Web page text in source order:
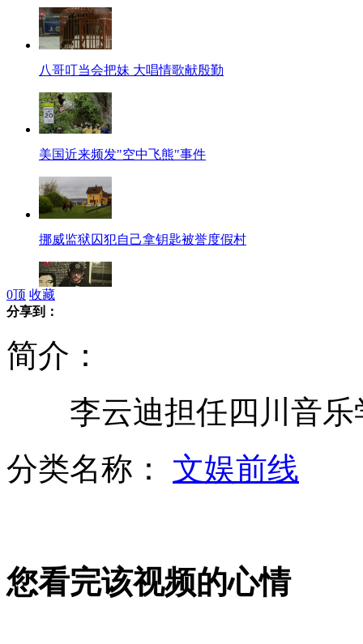
八哥叮当会把妹 大唱情歌献殷勤
美国近来频发"空中飞熊"事件
挪威监狱囚犯自己拿钥匙被誉度假村
达人秀现软骨哥 独创软版街舞
小车无挡风玻璃 直接装上塑钢窗
0顶 收藏
分享到：
简介：
李云迪担任四川音乐
分类名称： 文娱前线
您看完该视频的心情